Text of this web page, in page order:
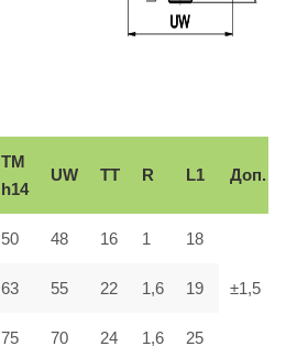
TM
h14
UW TT R L1 Доп.
50 48 16 1 18
±1,5
63 55 22 1,6 19
75 70 24 1,6 25